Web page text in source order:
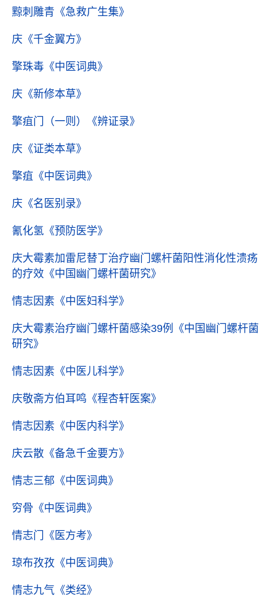
黥刺雕青 《急救广生集》
庆 《千金翼方》
擎珠毒 《中医词典》
庆 《新修本草》
擎疽门（一则） 《辨证录》
庆 《证类本草》
擎疽 《中医词典》
庆 《名医别录》
氰化氢 《预防医学》
庆大霉素加雷尼替丁治疗幽门螺杆菌阳性消化性溃疡
的疗效 《中国幽门螺杆菌研究》
情志因素 《中医妇科学》
庆大霉素治疗幽门螺杆菌感染39例
《中国幽门螺杆菌
研究》
情志因素 《中医儿科学》
庆敬斋方伯耳鸣 《程杏轩医案》
情志因素 《中医内科学》
庆云散 《备急千金要方》
情志三郁 《中医词典》
穷骨 《中医词典》
情志门 《医方考》
琼布孜孜 《中医词典》
情志九气 《类经》